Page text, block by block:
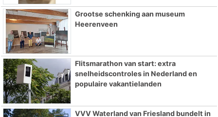
Grootse schenking aan museum
Heerenveen
Flitsmarathon van start: extra
snelheidscontroles in Nederland en
populaire vakantielanden
VVV Waterland van Friesland bundelt in